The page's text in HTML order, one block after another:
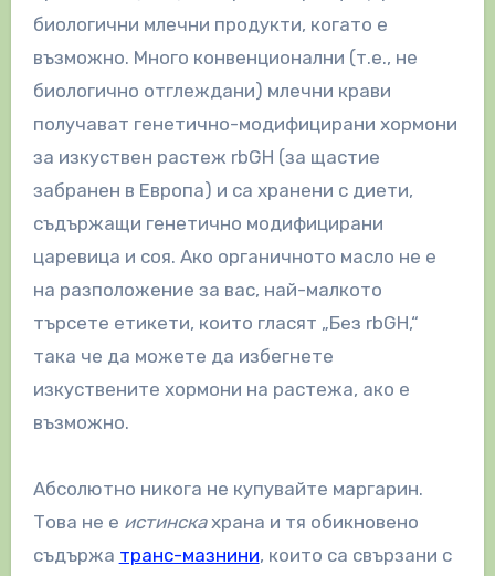
биологични млечни продукти, когато е
възможно. Много конвенционални (т.е., не
биологично отглеждани) млечни крави
получават генетично-модифицирани хормони
за изкуствен растеж rbGH (за щастие
забранен в Европа) и са хранени с диети,
съдържащи генетично модифицирани
царевица и соя. Ако органичното масло не е
на разположение за вас, най-малкото
търсете етикети, които гласят „Без rbGH,“
така че да можете да избегнете
изкуствените хормони на растежа, ако е
възможно.
Абсолютно никога не купувайте маргарин.
Това не е истинскахрана и тя обикновено
съдържа транс-мазнини, които са свързани с